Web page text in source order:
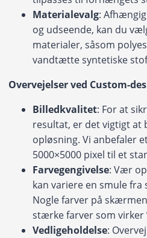
Materialevalg:
og udseende, kan du
materialer, såsom
vandtætte syntetiske
Overvejelser ved Custom-
Billedkvalitet: For at
resultat, er det vigtigt at
opløsning. Vi anbefaler
5000×5000 pixel til et
Farvegengivelse: Vær
kan variere en smule
Nogle farver på
stærke farver som virker
Vedligeholdelse: